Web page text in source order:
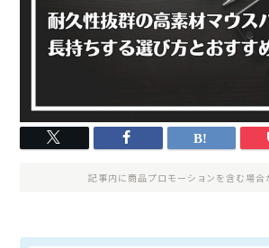
記事内に商品プロモーションを含む場合